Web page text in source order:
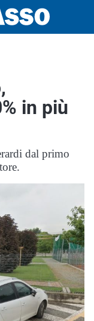
in più
dal primo